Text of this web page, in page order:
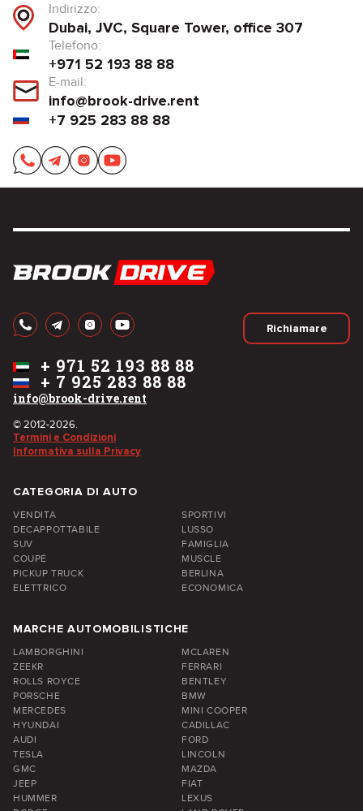
Indirizzo:
Dubai, JVC, Square Tower, office 307
Telefono:
+971 52 193 88 88
E-mail:
info@brook-drive.rent
+7 925 283 88 88
Richiamare
info@brook-drive.rent
+ 7 925 283 88 88
+ 971 52 193 88 88
© 2012-2026.
Termini e Condizioni
Informativa sulla Privacy
CATEGORIA DI AUTO
VENDITA
SPORTIVI
DECAPPOTTABILE
LUSSO
SUV
FAMIGLIA
COUPÉ
MUSCLE
PICKUP TRUCK
BERLINA
ELETTRICO
ECONOMICA
MARCHE AUTOMOBILISTICHE
LAMBORGHINI
MCLAREN
ZEEKR
FERRARI
ROLLS ROYCE
BENTLEY
PORSCHE
BMW
MERCEDES
MINI COOPER
HYUNDAI
CADILLAC
AUDI
FORD
TESLA
LINCOLN
GMC
MAZDA
JEEP
FIAT
HUMMER
LEXUS